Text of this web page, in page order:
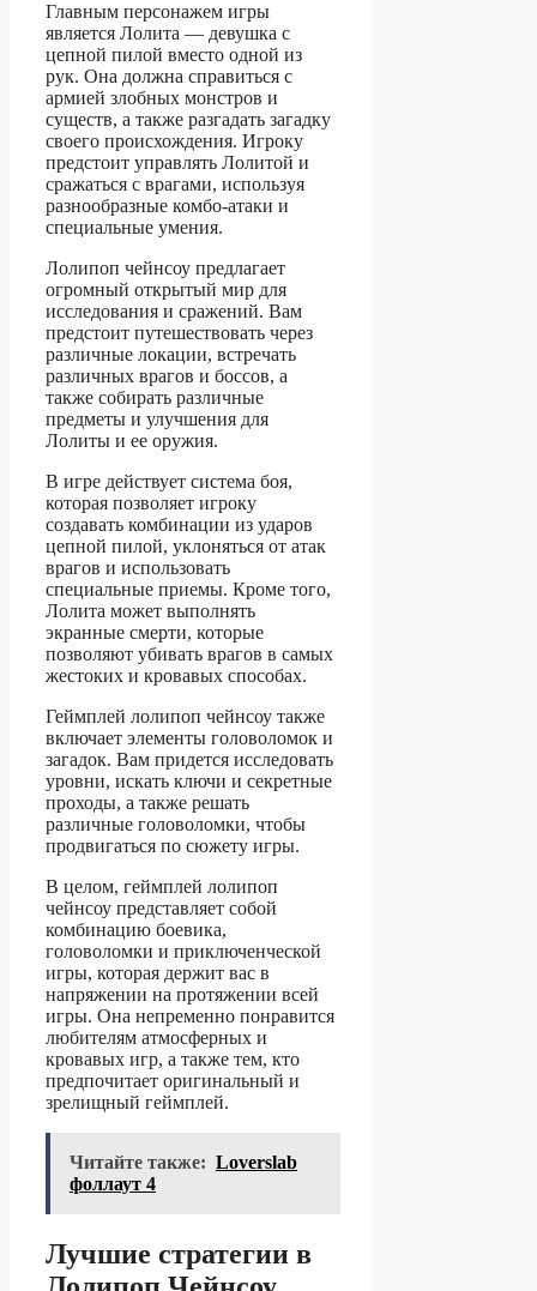
Главным персонажем игры
является Лолита — девушка с
цепной пилой вместо одной из
рук. Она должна справиться с
армией злобных монстров и
существ, а также разгадать загадку
своего происхождения. Игроку
предстоит управлять Лолитой и
сражаться с врагами, используя
разнообразные комбо-атаки и
специальные умения.
Лолипоп чейнсоу предлагает
огромный открытый мир для
исследования и сражений. Вам
предстоит путешествовать через
различные локации, встречать
различных врагов и боссов, а
также собирать различные
предметы и улучшения для
Лолиты и ее оружия.
В игре действует система боя,
которая позволяет игроку
создавать комбинации из ударов
цепной пилой, уклоняться от атак
врагов и использовать
специальные приемы. Кроме того,
Лолита может выполнять
экранные смерти, которые
позволяют убивать врагов в самых
жестоких и кровавых способах.
Геймплей лолипоп чейнсоу также
включает элементы головоломок и
загадок. Вам придется исследовать
уровни, искать ключи и секретные
проходы, а также решать
различные головоломки, чтобы
продвигаться по сюжету игры.
В целом, геймплей лолипоп
чейнсоу представляет собой
комбинацию боевика,
головоломки и приключенческой
игры, которая держит вас в
напряжении на протяжении всей
игры. Она непременно понравится
любителям атмосферных и
кровавых игр, а также тем, кто
предпочитает оригинальный и
зрелищный геймплей.
Читайте также: Loverslab
фоллаут 4
Лучшие стратегии в